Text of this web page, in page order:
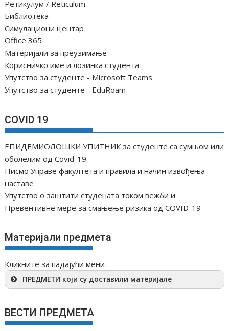
Ретикулум / Reticulum
Библиотека
Симулациони центар
Office 365
Материјали за преузимање
Корисничко име и лозинка студента
Упутство за студенте - Microsoft Teams
Упутство за студенте - EduRoam
COVID 19
ЕПИДЕМИОЛОШКИ УПИТНИК за студенте са сумњом или
оболелим од Covid-19
Писмо Управе факултета и правила и начин извођења
наставе
Упутство о заштити студената током вежби и
Превентивне мере за смањење ризика од COVID-19
Материјали предмета
Кликните за падајући мени
ПРЕДМЕТИ који су доставили материјале
ВЕСТИ ПРЕДМЕТА